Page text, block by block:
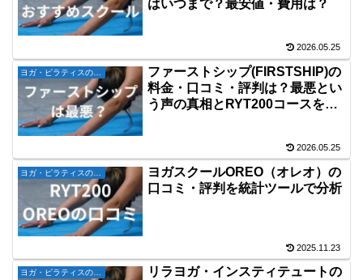
はいつまで？最安値・費用は？
2026.05.25
ファーストシップ(FIRSTSHIP)の
料金・口コミ・評判は？最悪とい
う声の真相とRYT200コースを比
2026.05.25
ヨガスクールOREO（オレオ）の
口コミ・評判を統計ツールで分析
2025.11.23
ヨガ・ピラティスの資格
リラヨガ・インスティテュートの